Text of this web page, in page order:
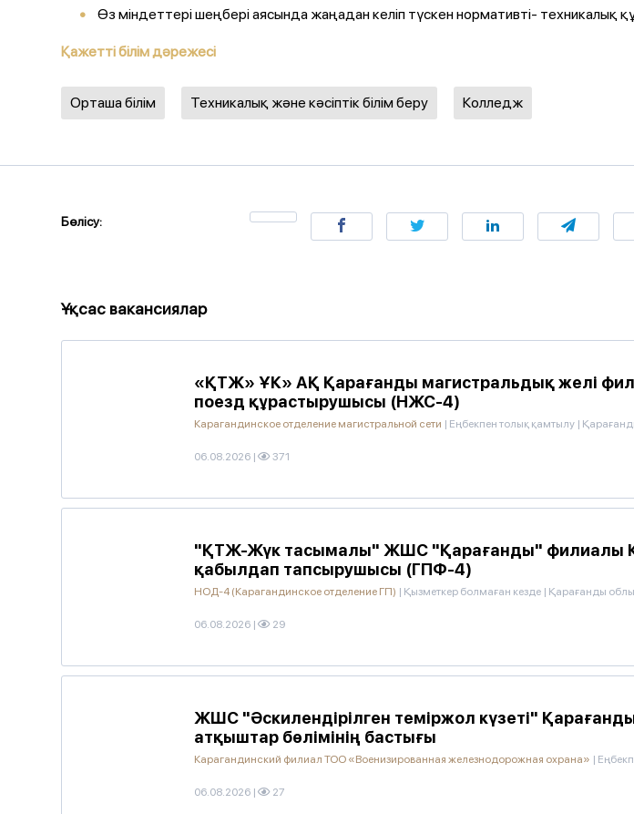
Өз міндеттері шеңбері аясында жаңадан келіп түскен нормативті-
Қажетті білім дәрежесі
Орташа білім Техникалық және кәсіптік білім беру Колледж
Бөлісу:
Ұқсас вакансиялар
«ҚТЖ» ҰК» АҚ Қарағанды ​​магистральдық желі
поезд құрастырушысы (НЖС-4)
Карагандинское отделение магистральной сети | Еңбекпен толық қамтылу |
06.08.2026 | 371
"ҚТЖ-Жүк тасымалы" ЖШС "Қарағанды" филиалы
қабылдап тапсырушысы (ГПФ-4)
НОД-4 (Карагандинское отделение ГП) | Қызметкер болмаған кезде | Қарағанды
06.08.2026 | 29
ЖШС "Әскилендірілген теміржол күзеті"
атқыштар бөлімінің бастығы
Карагандинский филиал ТОО «Военизированная железнодорожная охрана» |
06.08.2026 | 27